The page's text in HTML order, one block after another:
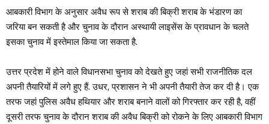
आबकारी विभाग के अनुसार अवैध रूप से शराब की बिक्री शराब के भंडारण का
जरिया बन सकती है और चुनाव के दौरान अस्थायी लाइसेंस के प्रावधान के चलते
इसका चुनाव में इस्तेमाल किया जा सकता है.
उत्तर प्रदेश में होने वाले विधानसभा चुनाव को देखते हुए जहां सभी राजनीतिक दल
अपनी तैयारियों में लगे हुए हैं. उधर, प्रशासन ने भी अपनी तैयारी तेज कर दी है। एक
तरफ जहां पुलिस अवैध हथियार और शराब बनाने वालों को गिरफ्तार कर रही है, वहीं
दूसरी तरफ चुनाव के दौरान शराब की अवैध बिक्री को रोकने के लिए आबकारी विभाग